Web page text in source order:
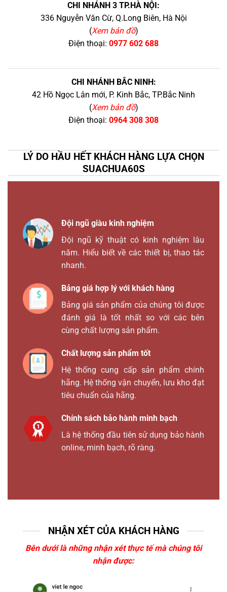
CHI NHÁNH 3 TP.HÀ NỘI:
336 Nguyễn Văn Cừ, Q.Long Biên, Hà Nội
(Xem bản đồ)
Điện thoại: 0977 602 688
CHI NHÁNH BẮC NINH:
42 Hồ Ngọc Lân mới, P. Kinh Bắc, TP.Bắc Ninh
(Xem bản đồ)
Điện thoại: 0964 308 308
LÝ DO HẦU HẾT KHÁCH HÀNG LỰA CHỌN
SUACHUA60S
Đội ngũ giàu kinh nghiệm
Đội ngũ kỹ thuật có kinh nghiệm lâu
năm. Hiểu biết về các thiết bị, thao tác
nhanh.
Bảng giá hợp lý với khách hàng
Bảng giá sản phẩm của chúng tôi được
đánh giá là tốt nhất so với các bên
cùng chất lượng sản phẩm.
Chất lượng sản phẩm tốt
Hệ thống cung cấp sản phẩm chính
hãng. Hệ thống vận chuyển, lưu kho đạt
tiêu chuẩn của hãng.
Chính sách bảo hành minh bạch
Là hệ thống đầu tiên sử dụng bảo hành
online, minh bạch, rõ ràng.
NHẬN XÉT CỦA KHÁCH HÀNG
Bên dưới là những nhận xét thực tế mà chúng tôi
nhận được: